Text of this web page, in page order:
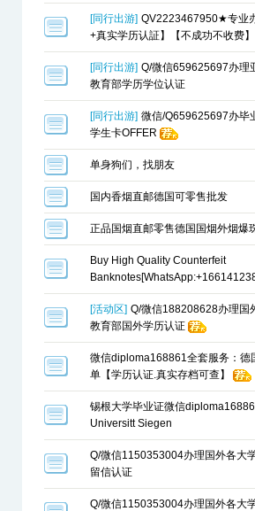
[同行出游] QV2223467950★专业
+真实学历认証】【不成功不收费】
[同行出游] Q/微信659625697办理
教育部学历学位认证
[同行出游] 微信/Q659625697办毕
学生卡OFFER
单身狗们，找朋友
国内香烟直邮德国可零售批发
正品国烟直邮零售德国国烟外烟爆
Buy High Quality Counterfeit
[活动区] Q/微信188208628办理国
教育部国外学历认证
微信diploma168861全套服务：德
单【学历认证.真实存档可查】
锡根大学毕业证微信
Universitt Siegen
Q/微信1150353004办理国外各大
留信认证
Q/微信1150353004办理国外各大